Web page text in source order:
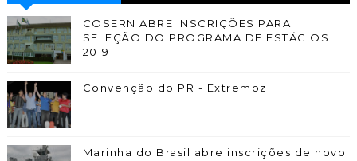
COSERN ABRE INSCRIÇÕES PARA
SELEÇÃO DO PROGRAMA DE ESTÁGIOS
2019
Convenção do PR - Extremoz
Marinha do Brasil abre inscrições de novo